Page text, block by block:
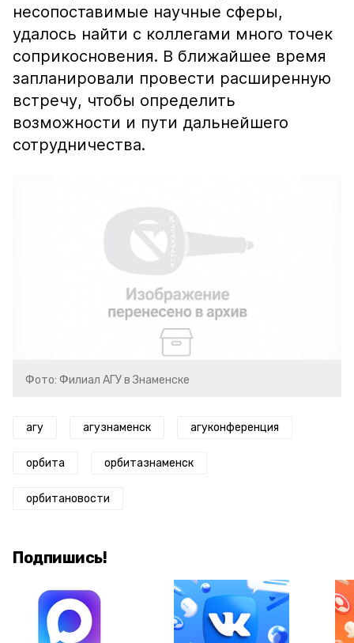
несопоставимые научные сферы,
удалось найти с коллегами много точек
соприкосновения. В ближайшее время
запланировали провести расширенную
встречу, чтобы определить
возможности и пути дальнейшего
сотрудничества.
Фото: Филиал АГУ в Знаменске
агу агузнаменск агуконференция
орбита орбитазнаменск
орбитановости
Подпишись!